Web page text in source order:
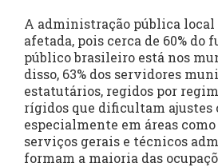
A administração pública local
afetada, pois cerca de 60% do
público brasileiro está nos
disso, 63% dos servidores
estatutários, regidos por
rígidos que dificultam ajustes
especialmente em áreas como
serviços gerais e técnicos
formam a maioria das